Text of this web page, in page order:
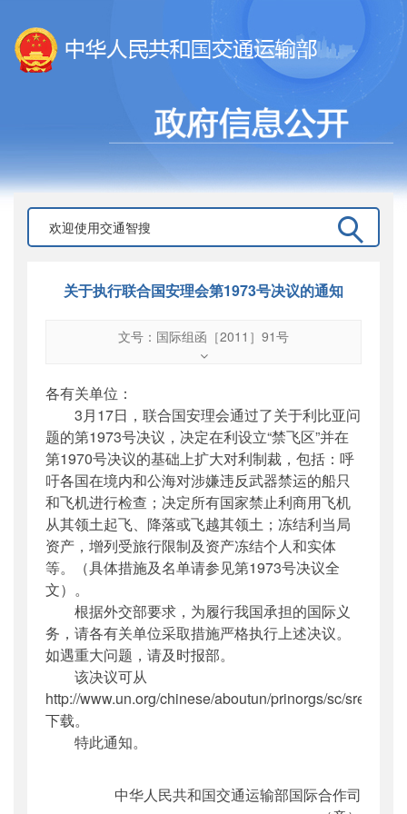
关于执行联合国安理会第1973号决议的通知
文号：国际组函［2011］91号
国际组函［2011］91号
公开日期 ：
2011年05月06日
主题词：
联合国安理会;制裁;通知;1973号
机构分类：国际合作司
主题分类：其他
公文类型：部函
各有关单位：
3月17日，联合国安理会通过了关于利比亚问
题的第1973号决议，决定在利设立“禁飞区”并在
第1970号决议的基础上扩大对利制裁，包括：呼
吁各国在境内和公海对涉嫌违反武器禁运的船只
和飞机进行检查；决定所有国家禁止利商用飞机
从其领土起飞、降落或飞越其领土；冻结利当局
资产，增列受旅行限制及资产冻结个人和实体
等。（具体措施及名单请参见第1973号决议全
文）。
根据外交部要求，为履行我国承担的国际义
务，请各有关单位采取措施严格执行上述决议。
如遇重大问题，请及时报部。
该决议可从
http://www.un.org/chinese/aboutun/prinorgs/sc/sres/
下载。
特此通知。
中华人民共和国交通运输部国际合作司